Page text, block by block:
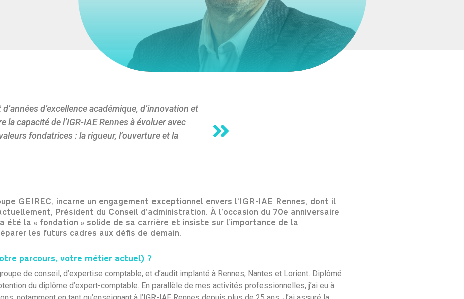
d’excellence académique, d’innovation et
capacité de l’IGR-IAE Rennes à évoluer avec
fondatrices : la rigueur, l’ouverture et la
GEIREC, incarne un engagement exceptionnel envers l’IGR-IAE Rennes, dont il
Président du Conseil d’administration. À l’occasion du 70e anniversaire
été la « fondation » solide de sa carrière et insiste sur l’importance de la
les futurs cadres aux défis de demain.
parcours, votre métier actuel) ?
de conseil, d’expertise comptable, et d’audit implanté à Rennes, Nantes et Lorient. Diplômé
du diplôme d’expert-comptable. En parallèle de mes activités professionnelles, j’ai eu à